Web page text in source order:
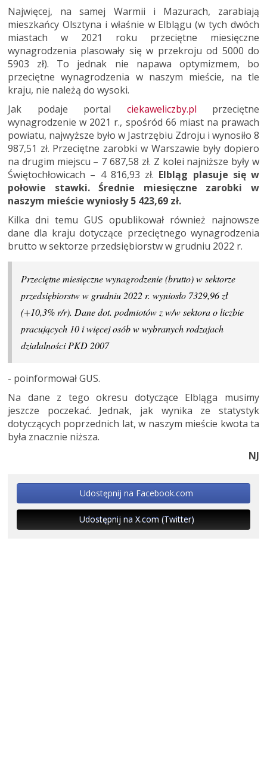
Najwięcej, na samej Warmii i Mazurach, zarabiają
mieszkańcy Olsztyna i właśnie w Elblągu (w tych dwóch
miastach w 2021 roku przeciętne miesięczne
wynagrodzenia plasowały się w przekroju od 5000 do
5903 zł). To jednak nie napawa optymizmem, bo
przeciętne wynagrodzenia w naszym mieście, na tle
kraju, nie należą do wysoki.
Jak podaje portal ciekaweliczby.pl przeciętne
wynagrodzenie w 2021 r., spośród 66 miast na prawach
powiatu, najwyższe było w Jastrzębiu Zdroju i wynosiło 8
987,51 zł. Przeciętne zarobki w Warszawie były dopiero
na drugim miejscu – 7 687,58 zł. Z kolei najniższe były w
Świętochłowicach – 4 816,93 zł. Elbląg plasuje się w
połowie stawki. Średnie miesięczne zarobki w
naszym mieście wyniosły 5 423,69 zł.
Kilka dni temu GUS opublikował również najnowsze
dane dla kraju dotyczące przeciętnego wynagrodzenia
brutto w sektorze przedsiębiorstw w grudniu 2022 r.
Przeciętne miesięczne wynagrodzenie (brutto) w sektorze
przedsiębiorstw w grudniu 2022 r. wyniosło 7329,96 zł
(+10,3% r/r). Dane dot. podmiotów z w/w sektora o liczbie
pracujących 10 i więcej osób w wybranych rodzajach
działalności PKD 2007
- poinformował GUS.
Na dane z tego okresu dotyczące Elbląga musimy
jeszcze poczekać. Jednak, jak wynika ze statystyk
dotyczących poprzednich lat, w naszym mieście kwota ta
była znacznie niższa.
NJ
Udostępnij na Facebook.com
Udostępnij na X.com (Twitter)